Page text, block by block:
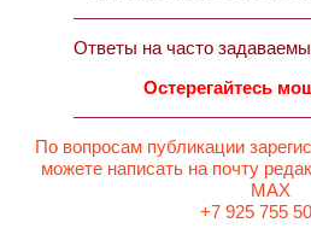
Ответы на часто
Остерегайтесь
По вопросам публикации
можете написать на почту
MAX
+7 925 755